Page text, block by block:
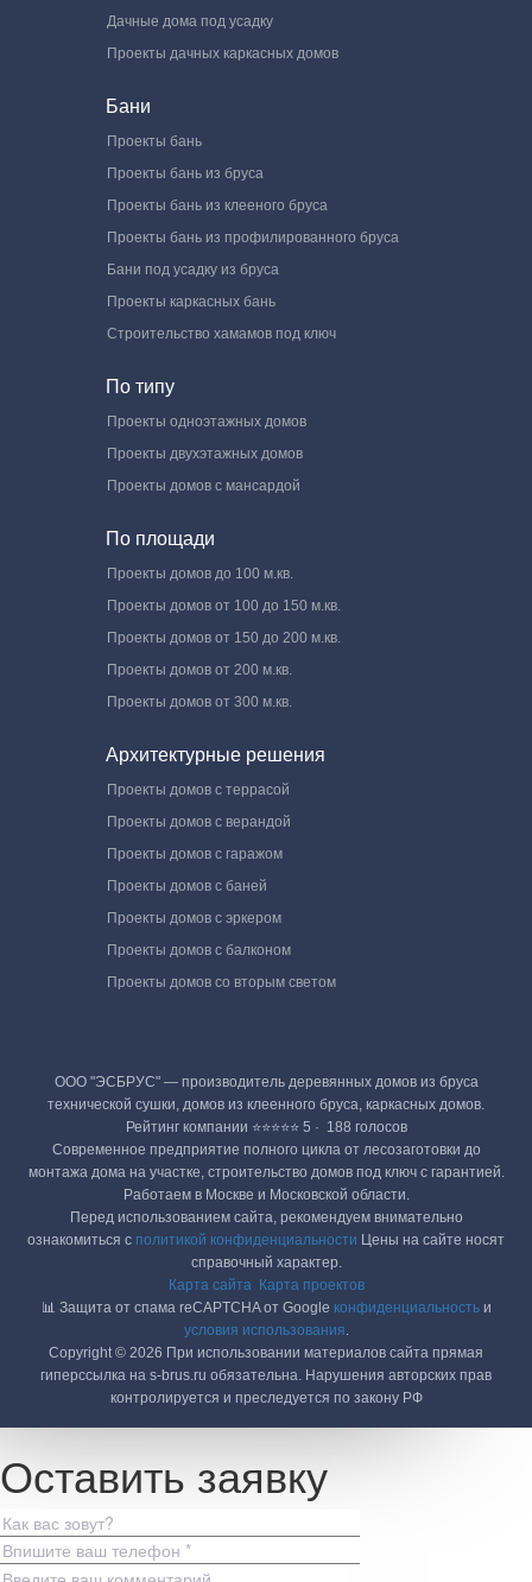
Дачные дома под усадку
Проекты дачных каркасных домов
Бани
Проекты бань
Проекты бань из бруса
Проекты бань из клееного бруса
Проекты бань из профилированного бруса
Бани под усадку из бруса
Проекты каркасных бань
Строительство хамамов под ключ
По типу
Проекты одноэтажных домов
Проекты двухэтажных домов
Проекты домов с мансардой
По площади
Проекты домов до 100 м.кв.
Проекты домов от 100 до 150 м.кв.
Проекты домов от 150 до 200 м.кв.
Проекты домов от 200 м.кв.
Проекты домов от 300 м.кв.
Архитектурные решения
Проекты домов с террасой
Проекты домов с верандой
Проекты домов с гаражом
Проекты домов с баней
Проекты домов с эркером
Проекты домов с балконом
Проекты домов со вторым светом
ООО "ЭСБРУС" — производитель деревянных домов из бруса
технической сушки, домов из клеенного бруса, каркасных домов.
Рейтинг компании ⭐⭐⭐⭐⭐ 5 · ‎ 188 голосов
Современное предприятие полного цикла от лесозаготовки до
монтажа дома на участке, строительство домов под ключ с гарантией.
Работаем в Москве и Московской области.
Перед использованием сайта, рекомендуем внимательно
ознакомиться с политикой конфиденциальности Цены на сайте носят
справочный характер.
Карта сайта
Карта проектов
📊 Защита от спама reCAPTCHA от Google конфиденциальностьи
условия использования.
Copyright © 2026 При использовании материалов сайта прямая
гиперссылка на s-brus.ru обязательна. Нарушения авторских прав
контролируется и преследуется по закону РФ
Оставить заявку